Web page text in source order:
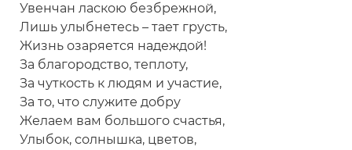
Увенчан ласкою безбрежной,
Лишь улыбнетесь – тает грусть,
Жизнь озаряется надеждой!
За благородство, теплоту,
За чуткость к людям и участие,
За то, что служите добру
Желаем вам большого счастья,
Улыбок, солнышка, цветов,